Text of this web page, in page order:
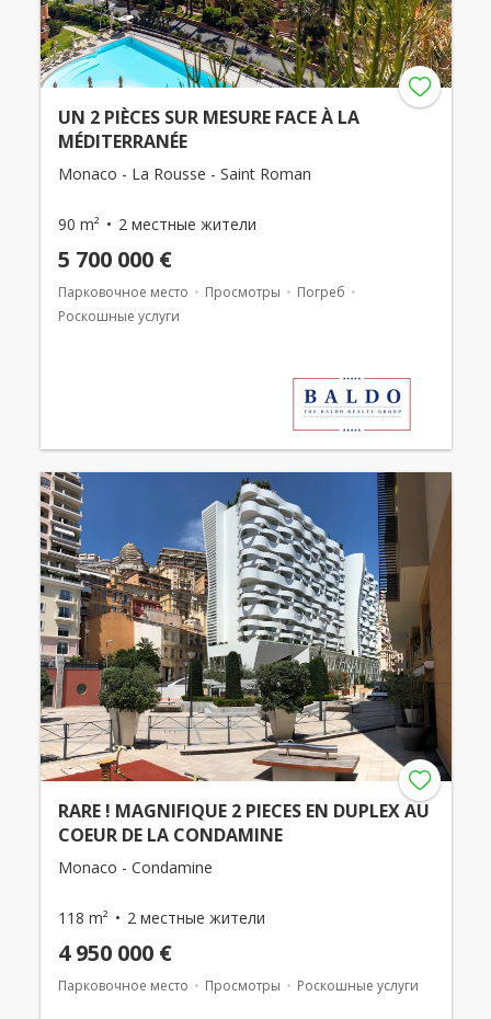
UN 2 PIÈCES SUR MESURE FACE À LA
MÉDITERRANÉE
Monaco - La Rousse - Saint Roman
90 m² 2 местные жители
5 700 000 €
Парковочное место Просмотры
Погреб
Роскошные услуги
RARE ! MAGNIFIQUE 2 PIECES EN DUPLEX AU
COEUR DE LA CONDAMINE
Monaco - Condamine
118 m² 2 местные жители
4 950 000 €
Парковочное место Просмотры Роскошные услуги